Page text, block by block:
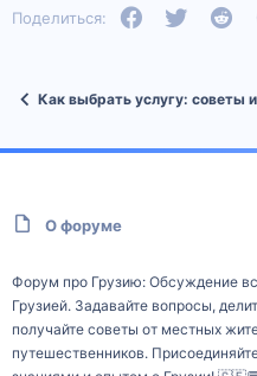
Поделиться: FacebookTwitter
Как выбрать услугу: советы
О форуме
Форум про Грузию: Обсуждение
Грузией. Задавайте вопросы,
получайте советы от местных
путешественников.